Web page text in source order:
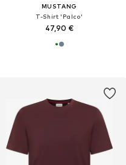
MUSTANG
T-Shirt 'Palco'
47,90 €